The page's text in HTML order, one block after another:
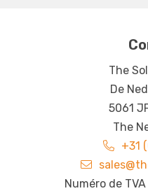
The
De
5061
The
+31
Numéro de